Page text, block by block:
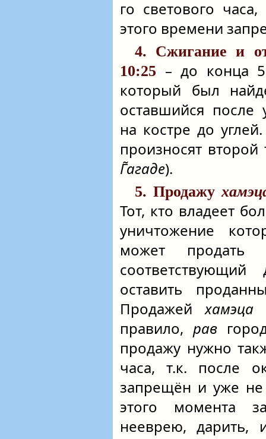
го светового
этого времени
4. Сжигание и
10:25 – до конца
который был
оставшийся после
на костре до
произносят
Г̃агаде).
5. Продажу
Тот, кто владеет
уничтожение
может продать
оставить
Продажейхамэца
правило, рав
продажу нужно
часа, т.к. после
запрещён и уже
этого момента
нееврею, дарить,